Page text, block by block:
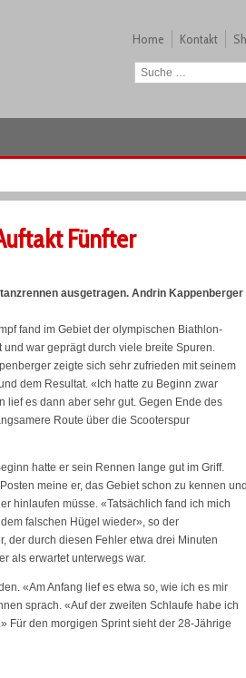
Home Kontakt
Fünfter
ausgetragen. Andrin Kappenberger
fand im Gebiet der olympischen Biathlon-
und war geprägt durch viele breite Spuren.
zeigte sich sehr zufrieden mit seinem
dem Resultat. «Ich hatte zu Beginn zwar
lief es dann aber sehr gut. Gegen Ende des
Route über die Scooterspur
hatte er sein Rennen lange gutim Griff.
meine er, das Gebiet schon zu kennen
hinlaufen müsse. «Tatsächlich fand ich mich
falschen Hügel wieder», so der
der durch diesen Fehler etwa drei Minuten
als erwartet unterwegs war.
«Am Anfang lief es etwa so, wie ich es mir
sprach. «Auf der zweiten Schlaufe habe ich
Für den morgigen Sprint sieht der 28-Jährige